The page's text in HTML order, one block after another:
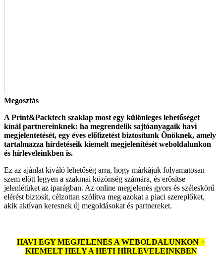
Megosztás
A Print&Packtech szaklap most egy különleges lehetőséget
kínál partnereinknek: ha megrendelik sajtóanyagaik havi
megjelentetését, egy éves előfizetést biztosítunk Önöknek, amely
tartalmazza hirdetéseik kiemelt megjelenítését weboldalunkon
és hírleveleinkben is.
Ez az ajánlat kiváló lehetőség arra, hogy márkájuk folyamatosan
szem előtt legyen a szakmai közönség számára, és erősítse
jelenlétüket az iparágban. Az online megjelenés gyors és széleskörű
elérést biztosít, célzottan szólítva meg azokat a piaci szereplőket,
akik aktívan keresnek új megoldásokat és partnereket.
HAVI EGY MEGJELENÉS A WEBOLDALUNKON +
KIEMELT HELY A HETI HÍRLEVELEINKBEN